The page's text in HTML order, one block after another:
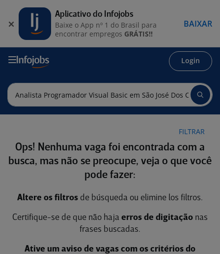
Login
FILTRAR
Ops! Nenhuma vaga foi encontrada com a
busca, mas não se preocupe, veja o que você
pode fazer:
Altere os filtros de búsqueda ou elimine los filtros.
Certifique-se de que não haja erros de digitação nas
frases buscadas.
Ative um aviso de vagas com os critérios do
Aplicativo do Infojobs
Baixe o App nº 1 do Brasil para
encontrar empregos GRÁTIS!!
BAIXAR